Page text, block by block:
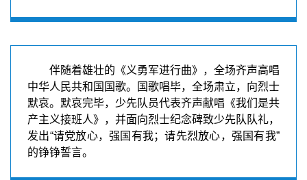
伴随着雄壮的《义勇军进行曲》，全场齐声高唱
中华人民共和国国歌。国歌唱毕，全场肃立，向烈士
默哀。默哀完毕，少先队员代表齐声献唱《我们是共
产主义接班人》，并面向烈士纪念碑致少先队队礼，
发出“请党放心，强国有我；请先烈放心，强国有我”
的铮铮誓言。